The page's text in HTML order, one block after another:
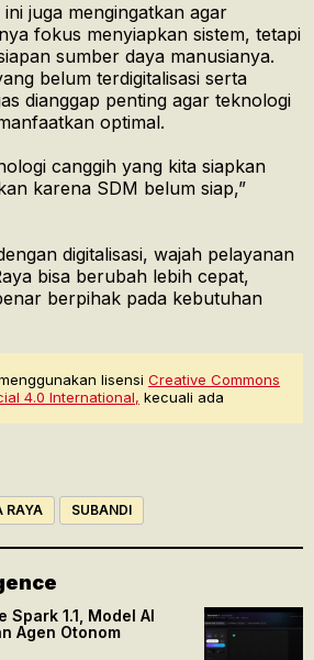
juga mengingatkan agar
fokus menyiapkan sistem, tetapi
sumber daya manusianya.
belum terdigitalisasi serta
dianggap penting agar teknologi
optimal.
canggih yang kita siapkan
karena SDM belum siap,”
digitalisasi, wajah pelayanan
bisa berubah lebih cepat,
berpihak pada kebutuhan
lisensi Creative Commons
4.0 International, kecuali ada
RAYA SUBANDI
1.1, Model AI
Agen Otonom